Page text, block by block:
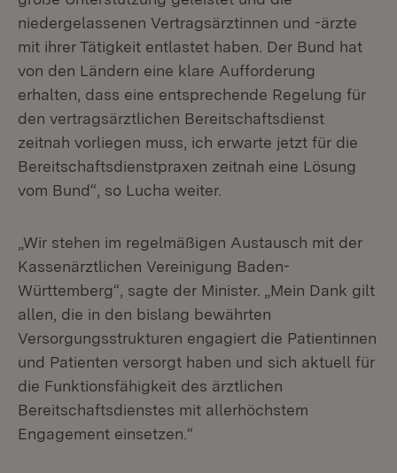
niedergelassenen Vertragsärztinnen und -ärzte
mit ihrer Tätigkeit entlastet haben. Der Bund hat
von den Ländern eine klare Aufforderung
erhalten, dass eine entsprechende Regelung für
den vertragsärztlichen Bereitschaftsdienst
zeitnah vorliegen muss, ich erwarte jetzt für die
Bereitschaftsdienstpraxen zeitnah eine Lösung
vom Bund“, so Lucha weiter.
„Wir stehen im regelmäßigen Austausch mit der
Kassenärztlichen Vereinigung Baden-
Württemberg“, sagte der Minister. „Mein Dank gilt
allen, die in den bislang bewährten
Versorgungsstrukturen engagiert die Patientinnen
und Patienten versorgt haben und sich aktuell für
die Funktionsfähigkeit des ärztlichen
Bereitschaftsdienstes mit allerhöchstem
Engagement einsetzen.“